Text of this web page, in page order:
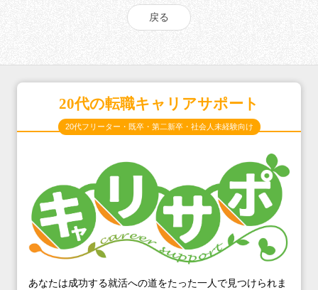
戻る
20代の転職キャリアサポート
20代フリーター・既卒・第二新卒・社会人未経験向け
あなたは成功する就活への道をたった一人で見つけられま